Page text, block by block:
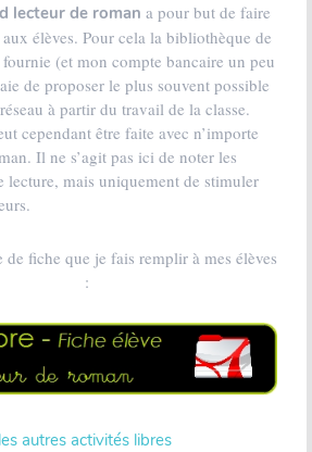
lecteur de roman a pour but de faire
élèves. Pour cela la bibliothèque de
fournie (et mon compte bancaire un peu
de proposer le plus souvent possible
à partir du travail de la classe.
cependant être faite avec n’importe
Il ne s’agit pas ici de noter les
lecture, mais uniquement de stimuler
de fiche que je fais remplir à mes élèves
:
autres activités libres